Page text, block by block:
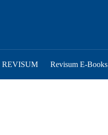
REVISUM Revisum E-Books